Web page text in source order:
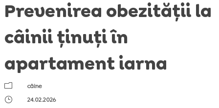
Prevenirea obezității la
câinii ținuți în
apartament iarna
m
câine
}
24.02.2026